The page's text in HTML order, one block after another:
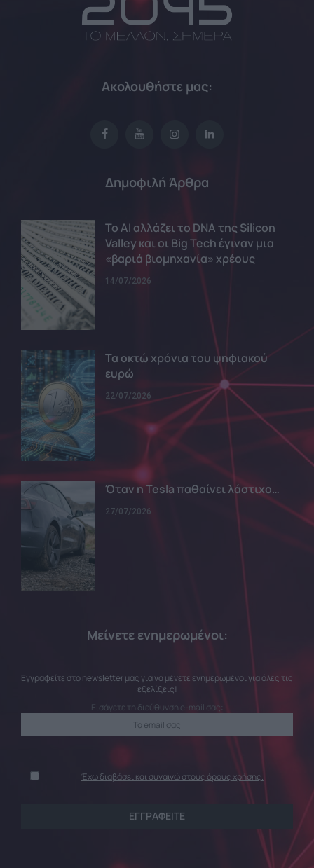
Ακολουθήστε μας:
Δημοφιλή Άρθρα
Το AI αλλάζει το DNA της Silicon
Valley και οι Big Tech έγιναν μια
«βαριά βιομηχανία» χρέους
14/07/2026
Τα οκτώ χρόνια του ψηφιακού
ευρώ
22/07/2026
Όταν η Tesla παθαίνει λάστιχο…
27/07/2026
Μείνετε ενημερωμένοι:
Εγγραφείτε στο newsletter μας για να μένετε ενημερωμένοι για όλες τις
εξελίξεις!
Εισάγετε τη διεύθυνση e-mail σας:
Έχω διαβάσει και συναινώ στους όρους χρήσης.